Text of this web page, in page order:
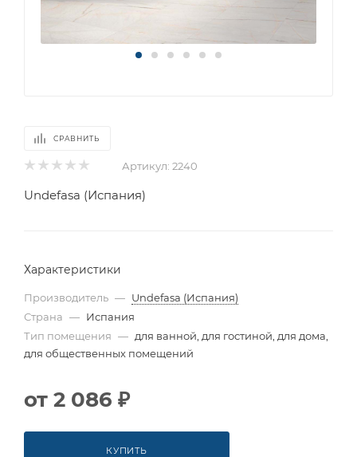
СРАВНИТЬ
Артикул: 2240
Undefasa (Испания)
Характеристики
Производитель — Undefasa (Испания)
Страна — Испания
Тип помещения — для ванной, для гостиной, для дома,
для общественных помещений
от 2 086 ₽
КУПИТЬ